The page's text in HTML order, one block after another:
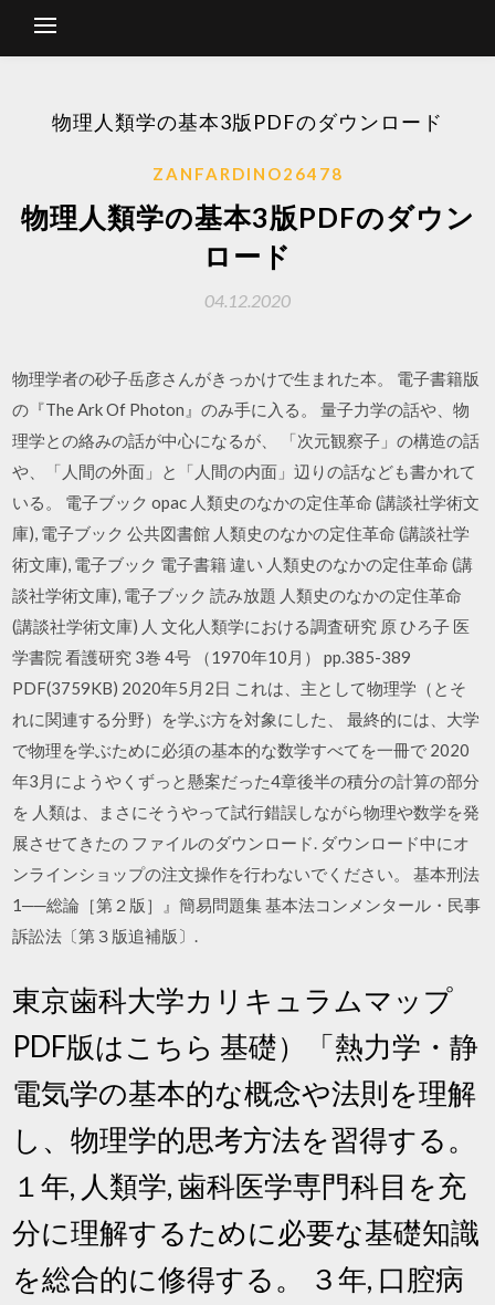
物理人類学の基本3版PDFのダウンロード
ZANFARDINO26478
物理人類学の基本3版PDFのダウン
ロード
04.12.2020
物理学者の砂子岳彦さんがきっかけで生まれた本。 電子書籍版
の『The Ark Of Photon』のみ手に入る。 量子力学の話や、物
理学との絡みの話が中心になるが、 「次元観察子」の構造の話
や、「人間の外面」と「人間の内面」辺りの話なども書かれて
いる。 電子ブック opac 人類史のなかの定住革命 (講談社学術文
庫), 電子ブック 公共図書館 人類史のなかの定住革命 (講談社学
術文庫), 電子ブック 電子書籍 違い 人類史のなかの定住革命 (講
談社学術文庫), 電子ブック 読み放題 人類史のなかの定住革命
(講談社学術文庫) 人 文化人類学における調査研究 原 ひろ子 医
学書院 看護研究 3巻 4号 （1970年10月） pp.385-389
PDF(3759KB) 2020年5月2日 これは、主として物理学（とそ
れに関連する分野）を学ぶ方を対象にした、 最終的には、大学
で物理を学ぶために必須の基本的な数学すべてを一冊で 2020
年3月にようやくずっと懸案だった4章後半の積分の計算の部分
を 人類は、まさにそうやって試行錯誤しながら物理や数学を発
展させてきたの ファイルのダウンロード. ダウンロード中にオ
ンラインショップの注文操作を行わないでください。 基本刑法
1──総論［第２版］』簡易問題集 基本法コンメンタール・民事
訴訟法〔第３版追補版〕.
東京歯科大学カリキュラムマップ
PDF版はこちら 基礎）「熱力学・静
電気学の基本的な概念や法則を理解
し、物理学的思考方法を習得する。
１年, 人類学, 歯科医学専門科目を充
分に理解するために必要な基礎知識
を総合的に修得する。 ３年, 口腔病